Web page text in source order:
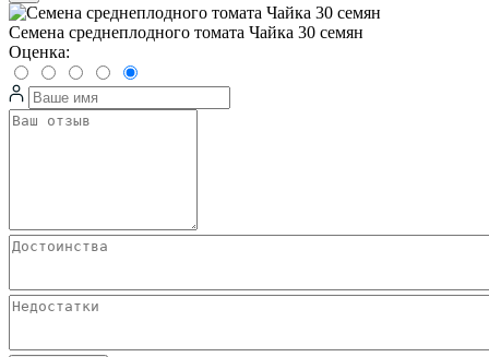
Семена среднеплодного томата Чайка 30 семян
Оценка: